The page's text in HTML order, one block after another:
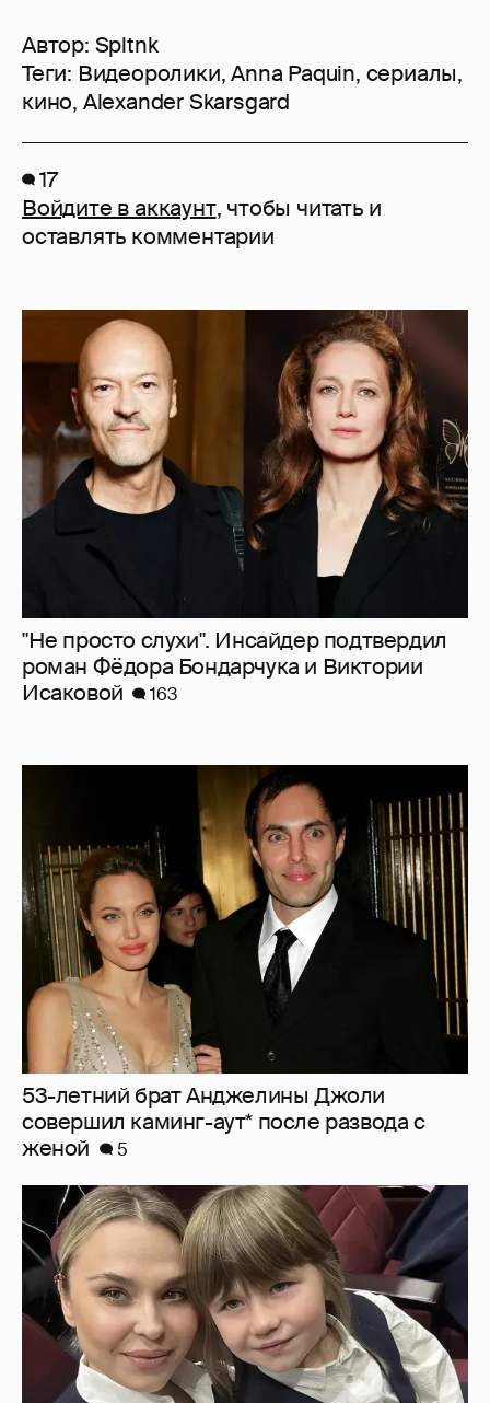
Автор: Spltnk
Теги: Видеоролики,Anna Paquin, сериалы,
кино, Alexander Skarsgard
17
Войдите в аккаунт, чтобы читать и
оставлять комментарии
"Не просто слухи". Инсайдер подтвердил
роман Фёдора Бондарчука и Виктории
Исаковой
163
53-летний брат Анджелины Джоли
совершил каминг-аут* после развода с
женой
5